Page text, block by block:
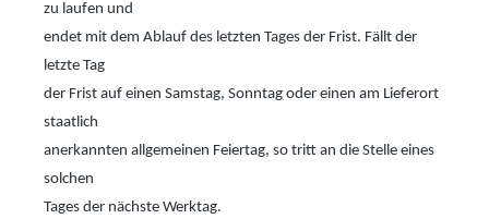
zu laufen und
endet mit dem Ablauf des letzten Tages der Frist. Fällt der
letzte Tag
der Frist auf einen Samstag, Sonntag oder einen am Lieferort
staatlich
anerkannten allgemeinen Feiertag, so tritt an die Stelle eines
solchen
Tages der nächste Werktag.